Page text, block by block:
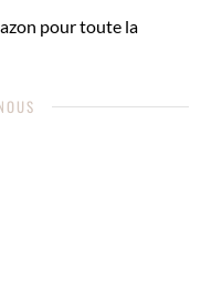
pour toute la